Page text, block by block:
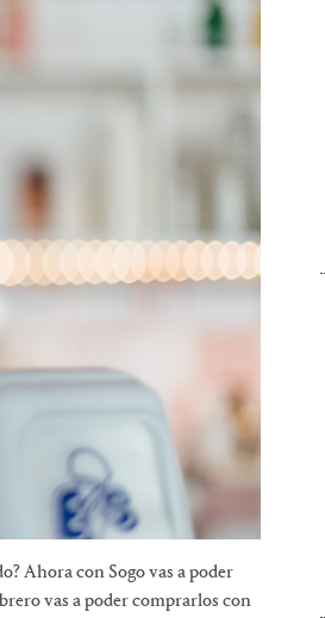
Ahora con Sogo vas a poder
vas a poder comprarlos con